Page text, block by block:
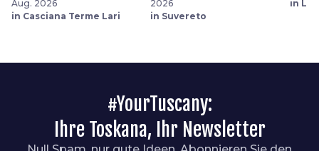
Aug. 2026
in Casciana Terme Lari
2026
in Suvereto
in
#YourTuscany:
Ihre Toskana, Ihr Newsletter